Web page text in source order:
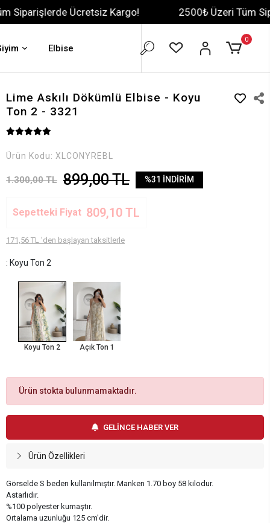
Ücretsiz Kargo! 2500₺ Üzeri Tüm Siparişlerde
Elbise
0
Lime Askılı Dökümlü Elbise - Koyu
Ton 2 - 3321
Ürün Kodu: XLCONYREBL
1.300,00 TL 899,00 TL %31 İNDİRİM
Sepetteki Fiyat 809,10 TL
171,56 TL 'den başlayan taksitlerle
: Koyu Ton 2
Koyu Ton 2 Açık Ton 1
Ürün stokta bulunmamaktadır.
GELİNCE HABER VER
Ürün Özellikleri
Görselde S beden kullanılmıştır. Manken 1.70 boy 58 kilodur.
Astarlıdır.
%100 polyester kumaştır.
Ortalama uzunluğu 125 cm'dir.